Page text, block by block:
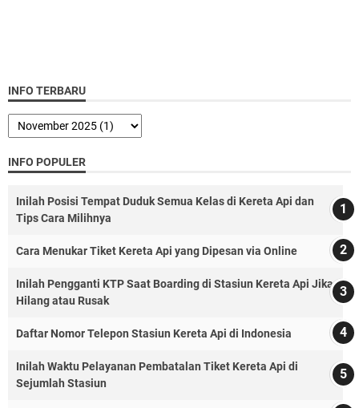
INFO TERBARU
INFO POPULER
Inilah Posisi Tempat Duduk Semua Kelas di Kereta Api dan
Tips Cara Milihnya
Cara Menukar Tiket Kereta Api yang Dipesan via Online
Inilah Pengganti KTP Saat Boarding di Stasiun Kereta Api Jika
Hilang atau Rusak
Daftar Nomor Telepon Stasiun Kereta Api di Indonesia
Inilah Waktu Pelayanan Pembatalan Tiket Kereta Api di
Sejumlah Stasiun